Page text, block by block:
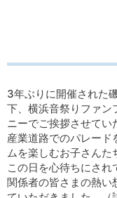
3年ぶりに開催された
下、横浜音祭りファン
ニーでご挨拶させてい
産業道路でのパレード
ムを楽しむお子さんた
この日を心待ちにさ
関係者の皆さまの熱い